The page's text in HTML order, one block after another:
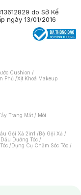
do Sở Kế
ngày 13/01/2016
Cushion /
Phủ /Xịt Khoá Makeup
Trang Mắt / Môi
Gội Xả 2in1 /Bộ Gội Xả /
Dưỡng Tóc /
/Dụng Cụ Chăm Sóc Tóc /